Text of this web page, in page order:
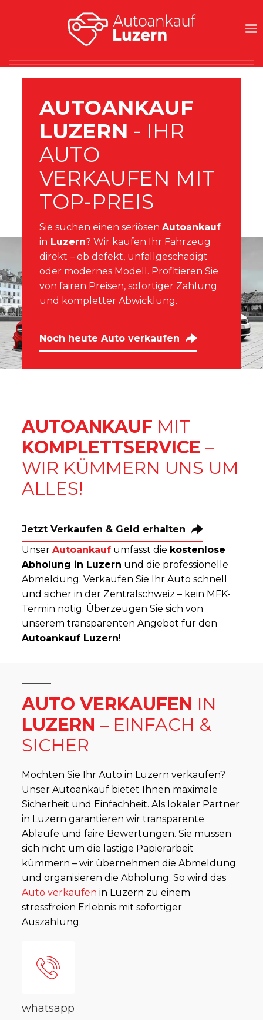
AUTOANKAUF
LUZERN - IHR
AUTO
VERKAUFEN MIT
TOP-PREIS
Sie suchen einen seriösenAutoankauf
in Luzern? Wir kaufen Ihr Fahrzeug
direkt – ob defekt, unfallgeschädigt
oder modernes Modell. Profitieren Sie
von fairen Preisen, sofortiger Zahlung
und kompletter Abwicklung.
Noch heute Auto verkaufen
AUTOANKAUF MIT
KOMPLETTSERVICE –
WIR KÜMMERN UNS UM
ALLES!
Jetzt Verkaufen & Geld erhalten
UnserAutoankauf umfasst die kostenlose
Abholung in Luzern und die professionelle
Abmeldung. Verkaufen Sie Ihr Auto schnell
und sicher in der Zentralschweiz – kein MFK-
Termin nötig. Überzeugen Sie sich von
unserem transparenten Angebot für den
Autoankauf Luzern!
AUTO VERKAUFEN IN
LUZERN – EINFACH &
SICHER
Möchten Sie Ihr Auto in Luzern verkaufen?
Unser Autoankauf bietet Ihnen maximale
Sicherheit und Einfachheit. Als lokaler Partner
in Luzern garantieren wir transparente
Abläufe und faire Bewertungen. Sie müssen
sich nicht um die lästige Papierarbeit
kümmern – wir übernehmen die Abmeldung
und organisieren die Abholung. So wird das
Auto verkaufen in Luzern zu einem
stressfreien Erlebnis mit sofortiger
Auszahlung.
whatsapp